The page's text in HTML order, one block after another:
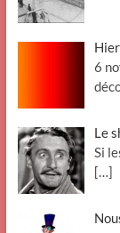
6
Le
Si
[…]